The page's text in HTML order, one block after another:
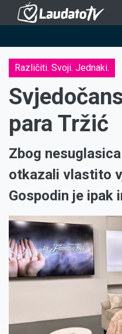
Skoči
sadržaj
Različiti. Svoji. Jednaki.
para Tržić
Zbog
otkazali vlastito
Gospodin je ipak